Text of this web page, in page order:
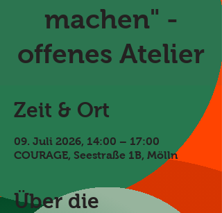
machen" -
offenes Atelier
Zeit & Ort
09. Juli 2026, 14:00 – 17:00
COURAGE, Seestraße 1B, Mölln
Über die